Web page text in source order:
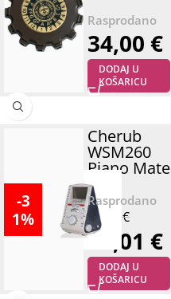
34,00 €
DODAJ U
KOŠARICU
-3
1%
Cherub
WSM260
Piano Mate
65,04€
45,01 €
DODAJ U
KOŠARICU